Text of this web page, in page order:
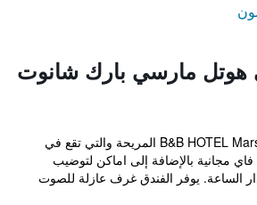
هوتل مارسي بارك شانوت
توفر B&B HOTEL Marseille Parc Chanot المريحة والتي تقع في
مجانية بالإضافة إلى اماكن لتوضيب
الساعة. يوفر الفندق غرف عازلة للصوت